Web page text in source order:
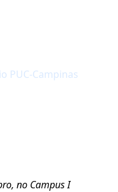
PUC-Campinas
no Campus I